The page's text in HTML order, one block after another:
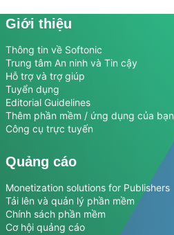
Giới thiệu
Thông tin về Softonic
Trung tâm An ninh và Tin cậy
Hỗ trợ và trợ giúp
Tuyển dụng
Editorial Guidelines
Thêm phần mềm / ứng dụng của bạn
Công cụ trực tuyến
Quảng cáo
Monetization solutions for Publishers
Tải lên và quản lý phần mềm
Chính sách phần mềm
Cơ hội quảng cáo